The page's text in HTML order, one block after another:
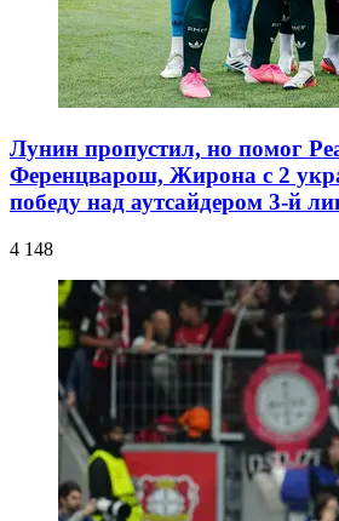
Лунин пропустил, но помог
Ференцварош, Жирона с 2
победу над аутсайдером 3-й
4 148